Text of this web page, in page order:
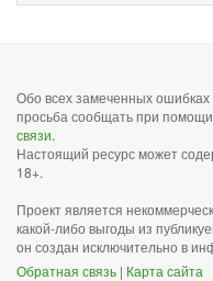
Обо всех замеченных
просьба сообщать при
связи.
Настоящий ресурс может
18+.
Проект является
какой-либо выгоды из
он создан исключительно в
Обратная связь | Карта сайта